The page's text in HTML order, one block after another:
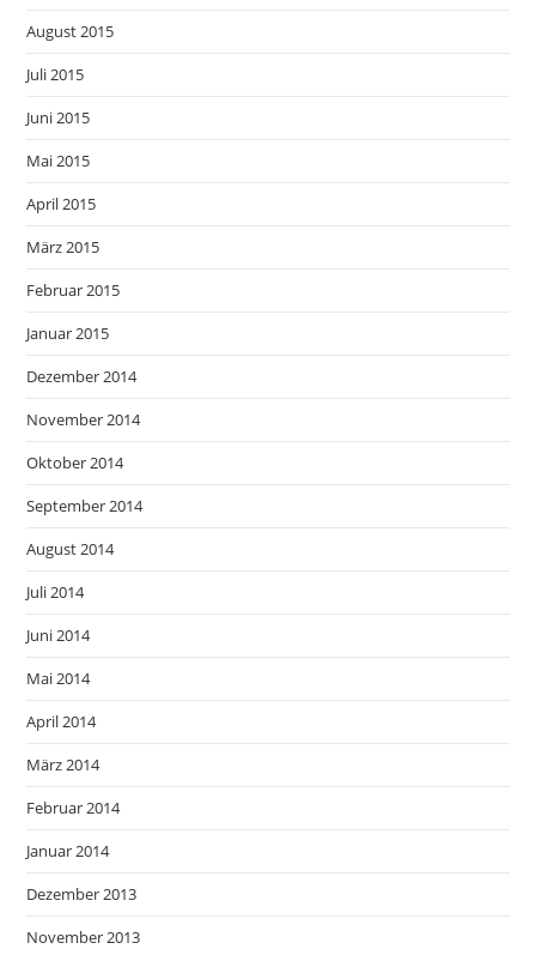
August 2015
Juli 2015
Juni 2015
Mai 2015
April 2015
März 2015
Februar 2015
Januar 2015
Dezember 2014
November 2014
Oktober 2014
September 2014
August 2014
Juli 2014
Juni 2014
Mai 2014
April 2014
März 2014
Februar 2014
Januar 2014
Dezember 2013
November 2013